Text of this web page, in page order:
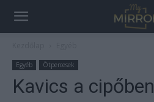
Egyéb Ötpercesek
Kavics a cipőben